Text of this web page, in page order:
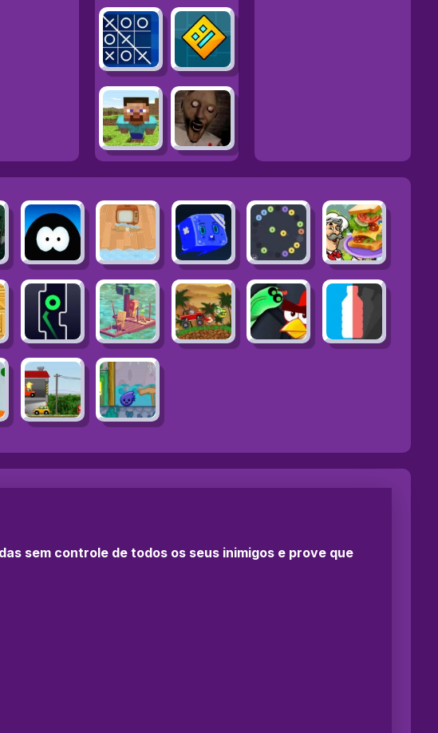
sem controle de todos os seus inimigos e prove que